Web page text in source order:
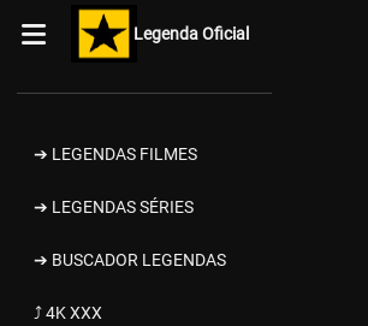
Legenda Oficial
➔ LEGENDAS FILMES
➔ LEGENDAS SÉRIES
➔ BUSCADOR LEGENDAS
⤴ 4K XXX